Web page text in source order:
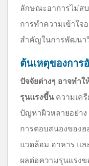
ลักษณะอาการไม่ส
การทำความเข้าใจ
สำคัญในการพัฒนา
ต้นเหตุของการ
ปัจจัยต่างๆ อาจทำ
รุนแรงขึ้น ความเค
ปัญหาผิวหลายอย่าง
การตอบสนองของ
แวดล้อม อาหาร แ
ผลต่อความรุนแรงข